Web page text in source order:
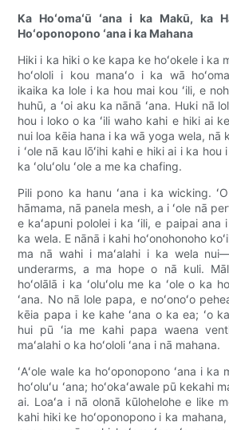
Ka Hoʻomaʻū ʻana i ka Makū, ka
Hoʻoponopono ʻana i ka Mahana
Hiki i ka hiki o ke kapa ke hoʻokele i ka
hoʻololi i kou manaʻo i ka wā
ikaika ka lole i ka hou mai kou ʻili, e
huhū, a ʻoi aku ka nānā ʻana. Huki nā
hou i loko o ka ʻili waho kahi e hiki ai
nui loa kēia hana i ka wā yoga wela, nā
i ʻole nā ​​kau lōʻihi kahi e hiki ai i ka hou i
ka ʻoluʻolu ʻole a me ka chafing.
Pili pono ka hanu ʻana i ka wicking.
hāmama, nā panela mesh, a i ʻole nā
e kaʻapuni pololei i ka ʻili, e paipai ana
ka wela. E nānā i kahi hoʻonohonoho
ma nā wahi i maʻalahi i ka wela
underarms, a ma hope o nā kuli.
hoʻolālā i ka ʻoluʻolu me ka ʻole o ka
ʻana. No nā lole papa, e noʻonoʻo
kēia papa i ke kahe ʻana o ka ea; ʻo
hui pū ʻia me kahi papa waena
maʻalahi o ka hoʻololi ʻana i nā mahana.
ʻAʻole wale ka hoʻoponopono ʻana i
hoʻoluʻu ʻana; hoʻokaʻawale pū kekahi
ai. Loaʻa i nā olonā kūlohelohe e like
kahi hiki ke hoʻoponopono i ka